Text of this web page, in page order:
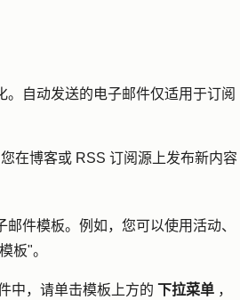
。自动发送的电子邮件仅适用于订阅
在博客或 RSS 订阅源上发布新内容
件模板。例如，您可以使用活动、
板"。
中，请单击模板上方的 下拉菜单 ，